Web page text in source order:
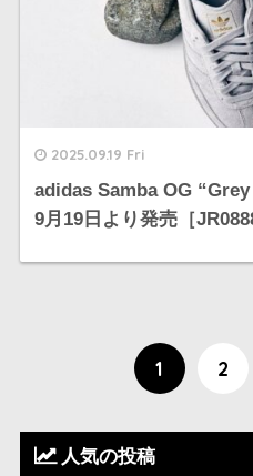
2025.09.19 Fri
adidas Samba OG
9月19日より発売［
1 2
人気の投稿